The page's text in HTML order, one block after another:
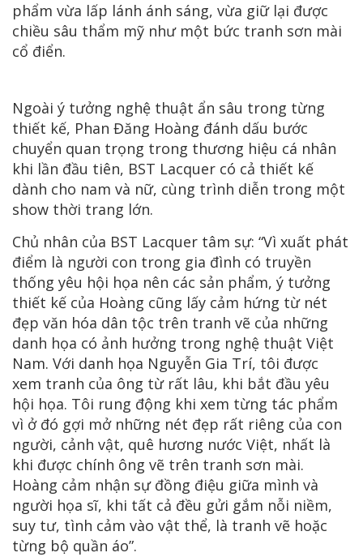
phẩm vừa lấp lánh ánh sáng, vừa giữ lại được
chiều sâu thẩm mỹ như một bức tranh sơn mài
cổ điển.
Ngoài ý tưởng nghệ thuật ẩn sâu trong từng
thiết kế, Phan Đăng Hoàng đánh dấu bước
chuyển quan trọng trong thương hiệu cá nhân
khi lần đầu tiên, BST Lacquer có cả thiết kế
dành cho nam và nữ, cùng trình diễn trong một
show thời trang lớn.
Chủ nhân của BST Lacquer tâm sự: “Vì xuất phát
điểm là người con trong gia đình có truyền
thống yêu hội họa nên các sản phẩm, ý tưởng
thiết kế của Hoàng cũng lấy cảm hứng từ nét
đẹp văn hóa dân tộc trên tranh vẽ của những
danh họa có ảnh hưởng trong nghệ thuật Việt
Nam. Với danh họa Nguyễn Gia Trí, tôi được
xem tranh của ông từ rất lâu, khi bắt đầu yêu
hội họa. Tôi rung động khi xem từng tác phẩm
vì ở đó gợi mở những nét đẹp rất riêng của con
người, cảnh vật, quê hương nước Việt, nhất là
khi được chính ông vẽ trên tranh sơn mài.
Hoàng cảm nhận sự đồng điệu giữa mình và
người họa sĩ, khi tất cả đều gửi gắm nỗi niềm,
suy tư, tình cảm vào vật thể, là tranh vẽ hoặc
từng bộ quần áo”.